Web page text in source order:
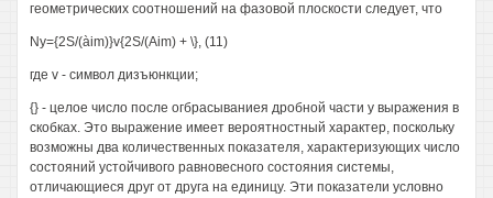
геометрических соотношений на фазовой плоскости следует, что
Ny={2S/(àim)}v{2S/(Aim) + \}, (11)
где v - символ дизъюнкции;
{} - целое число после огбрасываниея дробной части у выражения в
скобках. Это выражение имеет вероятностный характер, поскольку
возможны два количественных показателя, характеризующих число
состояний устойчивого равновесного состояния системы,
отличающиеся друг от друга на единицу. Эти показатели условно